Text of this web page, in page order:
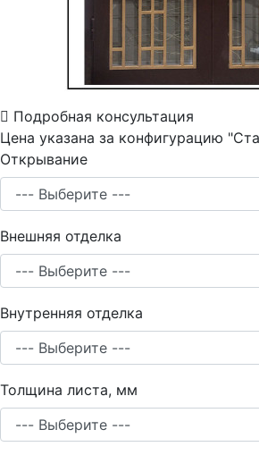
Подробная консультация
Цена указана за конфигурацию "
Открывание
Внешняя отделка
Внутренняя отделка
Толщина листа, мм